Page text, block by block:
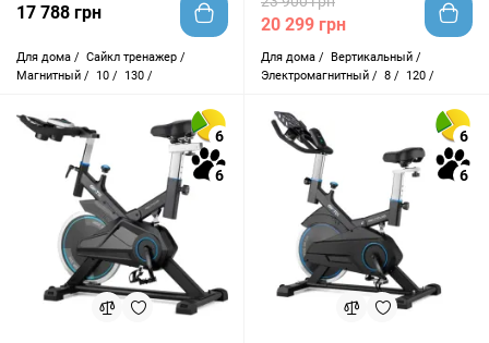
17 788 грн
Для дома / Сайкл тренажер /
Магнитный /
10 / 130 /
20 299 грн
Для дома / Вертикальный /
Электромагнитный / 8 / 120 /
6
6
6
6